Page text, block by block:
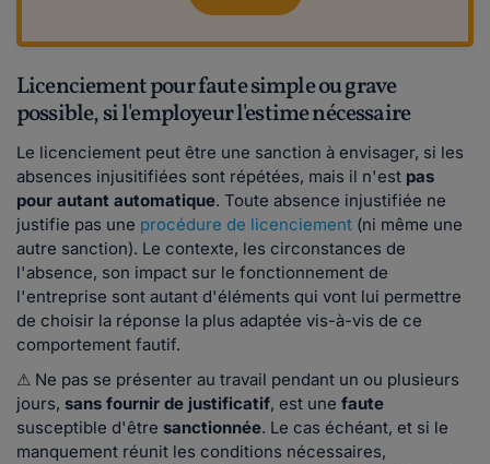
Licenciement pour faute simple ou grave
possible, si l'employeur l'estime nécessaire
Le licenciement peut être une sanction à envisager, si les
absences injusitifiées sont répétées, mais il n'est pas
pour autant automatique. Toute absence injustifiée ne
justifie pas une procédure de licenciement (ni même une
autre sanction). Le contexte, les circonstances de
l'absence, son impact sur le fonctionnement de
l'entreprise sont autant d'éléments qui vont lui permettre
de choisir la réponse la plus adaptée vis-à-vis de ce
comportement fautif.
⚠ Ne pas se présenter au travail pendant un ou plusieurs
jours, sans fournir de justificatif, est une faute
susceptible d'être sanctionnée. Le cas échéant, et si le
manquement réunit les conditions nécessaires,